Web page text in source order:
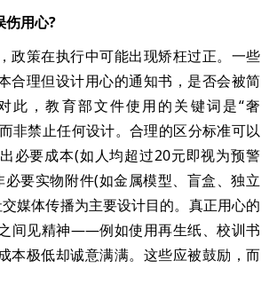
伤用心?
策在执行中可能出现矫枉过正。一些
合理但设计用心的通知书，是否会被简
此，教育部文件使用的关键词是“奢
非禁止任何设计。合理的区分标准可以
必要成本(如人均超过20元即视为预警
要实物附件(如金属模型、盲盒、独立
媒体传播为主要设计目的。真正用心的
间见精神——例如使用再生纸、校训书
本极低却诚意满满。这些应被鼓励，而